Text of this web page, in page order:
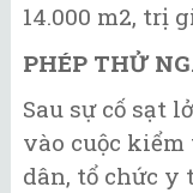
14.000 m2, trị
PHÉP THỬ
Sau sự cố sạt
vào cuộc
dân, tổ chức y